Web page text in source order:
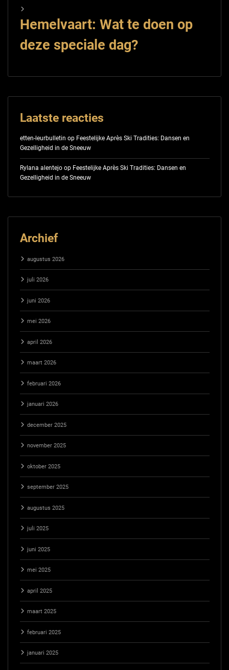
Hemelvaart: Wat te doen op
deze speciale dag?
Laatste reacties
etten-leurbulletin op Feestelijke Après Ski Tradities: Dansen en
Gezelligheid in de Sneeuw
Rylana alentejoop Feestelijke Après Ski Tradities: Dansen en
Gezelligheid in de Sneeuw
Archief
augustus 2026
juli 2026
juni 2026
mei 2026
april 2026
maart 2026
februari 2026
januari 2026
december 2025
november 2025
oktober 2025
september 2025
augustus 2025
juli 2025
juni 2025
mei 2025
april 2025
maart 2025
februari 2025
januari 2025